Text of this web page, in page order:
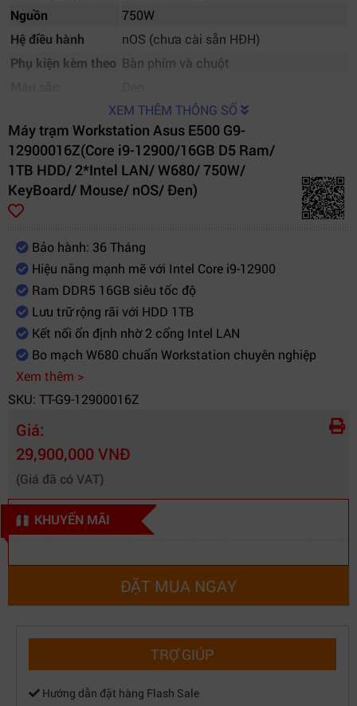
Nguồn
750W
Hệ điều hành
nOS (chưa cài sẵn HĐH)
Phụ kiện kèm theo Bàn phím và chuột
XEM THÊM THÔNG SỐ
Máy trạm Workstation Asus E500 G9-
12900016Z(Core i9-12900/16GB D5 Ram/
1TB HDD/ 2*Intel LAN/ W680/ 750W/
KeyBoard/ Mouse/ nOS/ Đen)
Bảo hành: 36 Tháng
Hiệu năng mạnh mẽ với Intel Core i9-12900
Ram DDR5 16GB siêu tốc độ
Lưu trữ rộng rãi với HDD 1TB
Kết nối ổn định nhờ 2 cổng Intel LAN
Bo mạch W680 chuẩn Workstation chuyên nghiệp
Xem thêm >
SKU: TT-G9-12900016Z
Giá:
29,900,000 VNĐ
(Giá đã có VAT)
KHUYẾN MÃI
ĐẶT MUA NGAY
TRỢ GIÚP
Hướng dẫn đặt hàng Flash Sale